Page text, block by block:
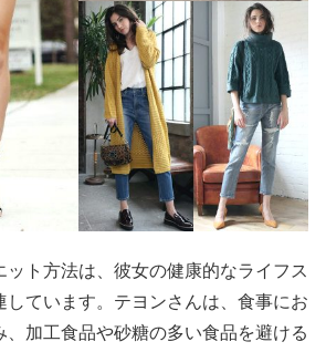
ット方法は、彼女の健康的なライフス
しています。テヨンさんは、食事にお
、加工食品や砂糖の多い食品を避ける